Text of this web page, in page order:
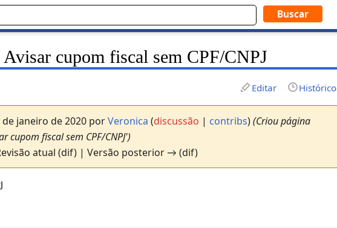
cupom fiscal sem CPF/CNPJ
Editar Histórico
de janeiro de 2020 porVeronica (discussão | contribs)(Criou página
cupom fiscal sem CPF/CNPJ')
atual (dif) | Versão posterior → (dif)